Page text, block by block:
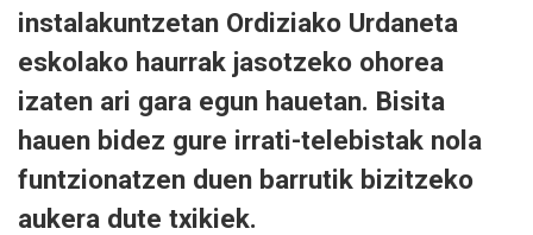
instalakuntzetan Ordiziako Urdaneta
eskolako haurrak jasotzeko ohorea
izaten ari gara egun hauetan. Bisita
hauen bidez gure irrati-telebistak nola
funtzionatzen duen barrutik bizitzeko
aukera dute txikiek.